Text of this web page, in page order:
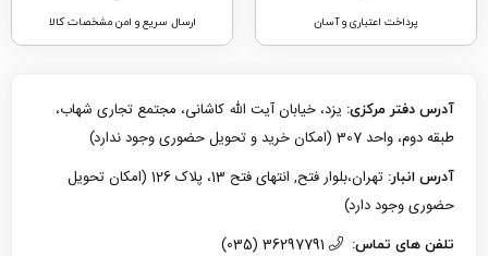
پرداخت اعتباری و آسان ارسال سریع و امن مشخصات کالا
آدرس دفتر مرکزی: یزد، خیابان آیت الله کاشانی، مجتمع تجاری شهاب،
طبقه دوم، واحد 307 (امکان خرید و تحویل حضوری وجود ندارد)
آدرس انبار:
تهران،بلوار فتح, انتهای فتح 13، پلاک 126 (امکان تحویل
حضوری وجود دارد)
تلفن های تماس: